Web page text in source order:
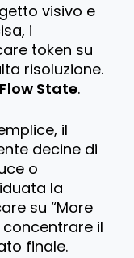
visivo e
i
token su
risoluzione.
State.
il
decine di
o
la
su“More
concentrare il
finale.